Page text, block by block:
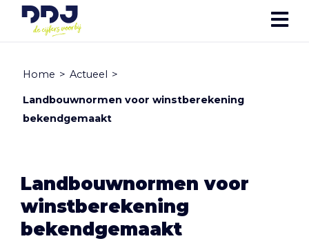
Home > Actueel >
Landbouwnormen voor winstberekening
bekendgemaakt
Landbouwnormen voor
winstberekening
bekendgemaakt